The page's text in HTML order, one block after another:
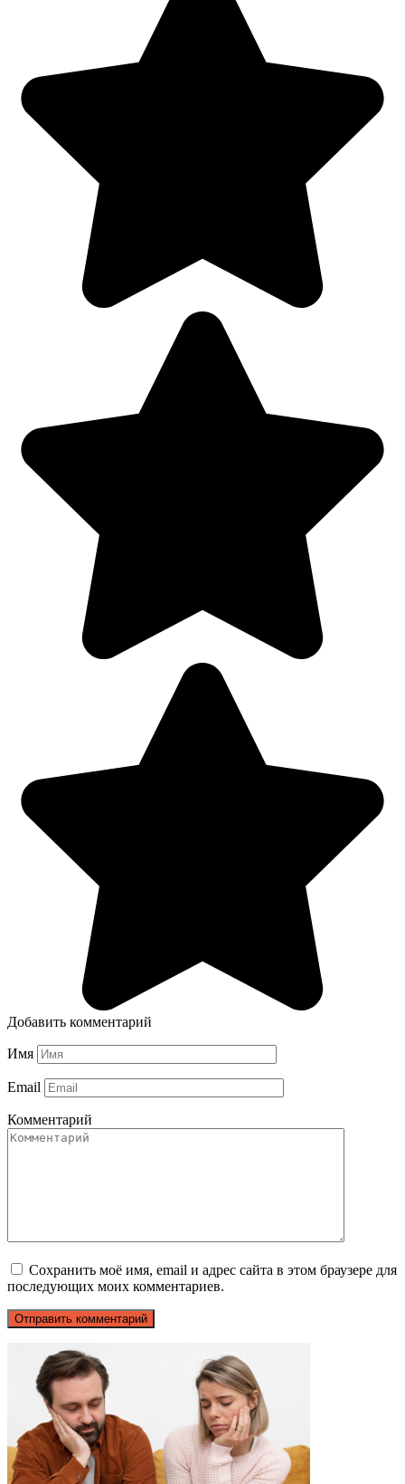
Добавить комментарий
Имя
Email
Комментарий
Сохранить моё имя, email и адрес сайта в этом браузере для
последующих моих комментариев.